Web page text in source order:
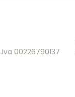
00226790137